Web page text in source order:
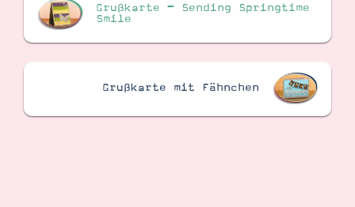
Grußkarte – Sending Springtime
Smile
Grußkarte mit Fähnchen